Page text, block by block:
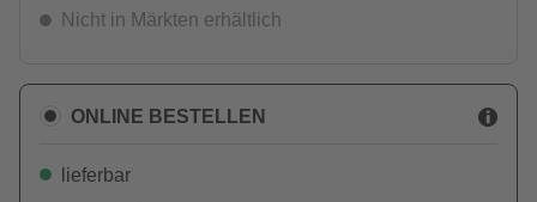
Nicht in Märkten erhältlich
ONLINE BESTELLEN
lieferbar